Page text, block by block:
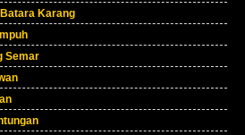
Karang
Semar